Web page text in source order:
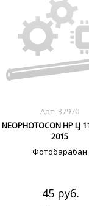
Арт. 37970
NEOPHOTOCON HP LJ
2015
Фотобарабан
45 руб.